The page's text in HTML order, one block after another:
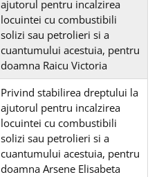
ajutorul pentru incalzirea
locuintei cu combustibili
solizi sau petrolieri si a
cuantumului acestuia, pentru
doamna Raicu Victoria
Privind stabilirea dreptului la
ajutorul pentru incalzirea
locuintei cu combustibili
solizi sau petrolieri si a
cuantumului acestuia, pentru
doamna Arsene Elisabeta